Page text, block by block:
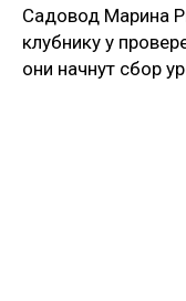
Садовод Марина
клубнику у
они начнут сбор